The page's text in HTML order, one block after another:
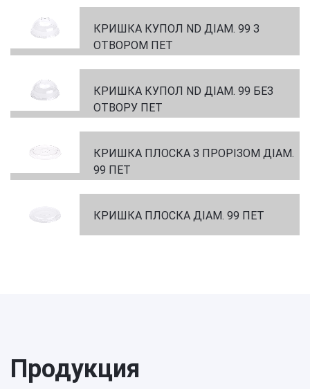
КРИШКА КУПОЛ ND ДІАМ. 99 З
ОТВОРОМ ПЕТ
КРИШКА КУПОЛ ND ДІАМ. 99 БЕЗ
ОТВОРУ ПЕТ
КРИШКА ПЛОСКА З ПРОРІЗОМ ДІАМ.
99 ПЕТ
КРИШКА ПЛОСКА ДІАМ. 99 ПЕТ
Продукция